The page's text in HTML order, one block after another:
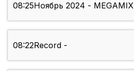
08:25Ноябрь 2024 - MEGAMIX
08:22Record -